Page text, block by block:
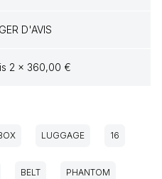
D'AVIS
2 x 360,00 €
LUGGAGE 16
BELT PHANTOM